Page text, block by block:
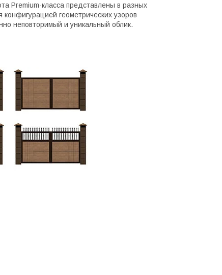
Premium-класса представлены в разных
геометрических узоров
неповторимый и уникальный облик.